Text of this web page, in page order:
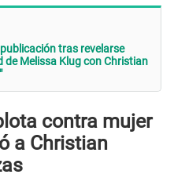
tras revelarse
de Melissa Klug con Christian
contra mujer
a Christian